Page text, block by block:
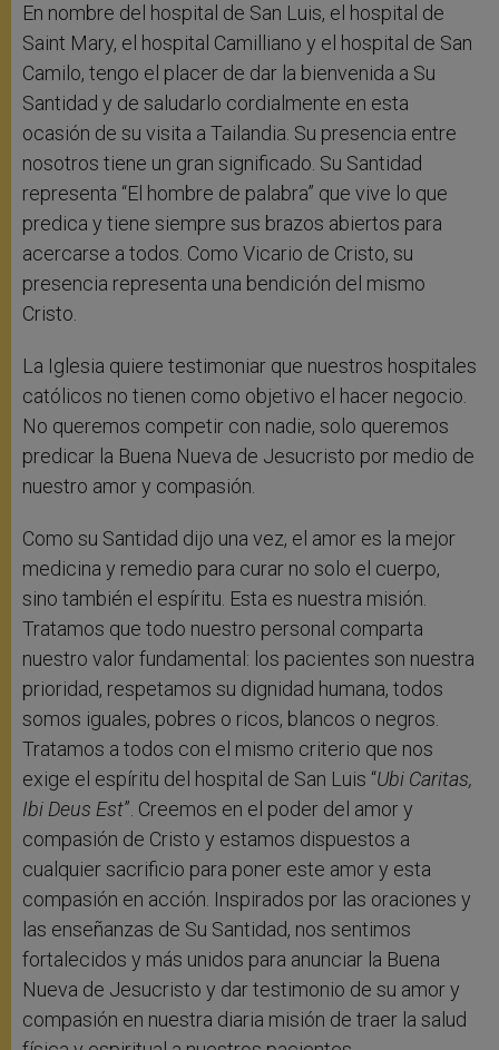
En nombre del hospital de San Luis, el hospital de
Saint Mary, el hospital Camilliano y el hospital de San
Camilo, tengo el placer de dar la bienvenida a Su
Santidad y de saludarlo cordialmente en esta
ocasión de su visita a Tailandia. Su presencia entre
nosotros tiene un gran significado. Su Santidad
representa “El hombre de palabra” que vive lo que
predica y tiene siempre sus brazos abiertos para
acercarse a todos. Como Vicario de Cristo, su
presencia representa una bendición del mismo
Cristo.
La Iglesia quiere testimoniar que nuestros hospitales
católicos no tienen como objetivo el hacer negocio.
No queremos competir con nadie, solo queremos
predicar la Buena Nueva de Jesucristo por medio de
nuestro amor y compasión.
Como su Santidad dijo una vez, el amor es la mejor
medicina y remedio para curar no solo el cuerpo,
sino también el espíritu. Esta es nuestra misión.
Tratamos que todo nuestro personal comparta
nuestro valor fundamental: los pacientes son nuestra
prioridad, respetamos su dignidad humana, todos
somos iguales, pobres o ricos, blancos o negros.
Tratamos a todos con el mismo criterio que nos
exige el espíritu del hospital de San Luis “Ubi Caritas,
Ibi Deus Est”. Creemos en el poder del amor y
compasión de Cristo y estamos dispuestos a
cualquier sacrificio para poner este amor y esta
compasión en acción. Inspirados por las oraciones y
las enseñanzas de Su Santidad, nos sentimos
fortalecidos y más unidos para anunciar la Buena
Nueva de Jesucristo y dar testimonio de su amor y
compasión en nuestra diaria misión de traer la salud